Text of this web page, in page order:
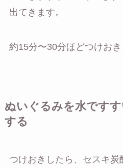
出てきます。
約15分〜30分ほどつけおき
ぬいぐるみを水です
する
つけおきしたら、セスキ炭